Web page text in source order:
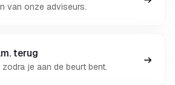
van onze adviseurs.
terug
zodra je aan de beurt bent.